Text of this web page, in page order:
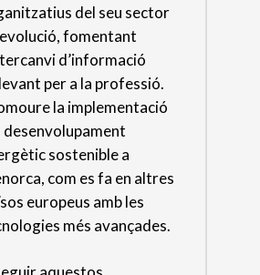
del seu sector
fomentant
d’informació
per a la professió.
la implementació
desenvolupament
sostenible a
com es fa en altres
europeus amb les
més avançades.